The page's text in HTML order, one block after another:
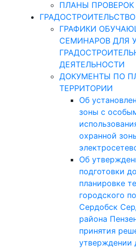
ПЛАНЫ ПРОВЕРОК
ГРАДОСТРОИТЕЛЬСТВО
ГРАФИКИ
СЕМИНАРОВ ДЛЯ
ДЕЯТЕЛЬНОСТИ
ДОКУМЕНТЫ ПО
ТЕРРИТОРИИ
Об
зоны с
охранной
Об
подготовки
планировке
городского
Сердобск
района
принятия
утверждении